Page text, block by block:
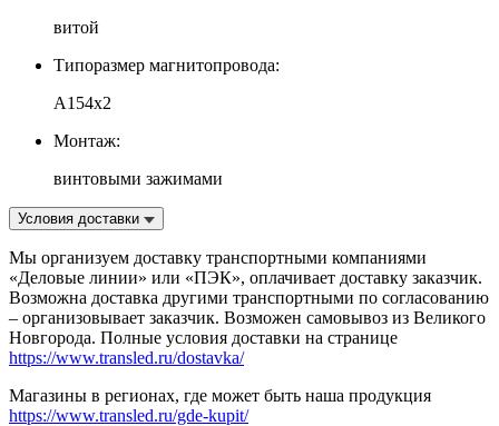
витой
Типоразмер магнитопровода:
А154х2
Монтаж:
винтовыми зажимами
Условия доставки
Мы организуем доставку транспортными компаниями
«Деловые линии» или «ПЭК», оплачивает доставку заказчик.
Возможна доставка другими транспортными по согласованию
– организовывает заказчик. Возможен самовывоз из Великого
Новгорода. Полные условия доставки на странице
https://www.transled.ru/dostavka/
Магазины в регионах, где может быть наша продукция
https://www.transled.ru/gde-kupit/